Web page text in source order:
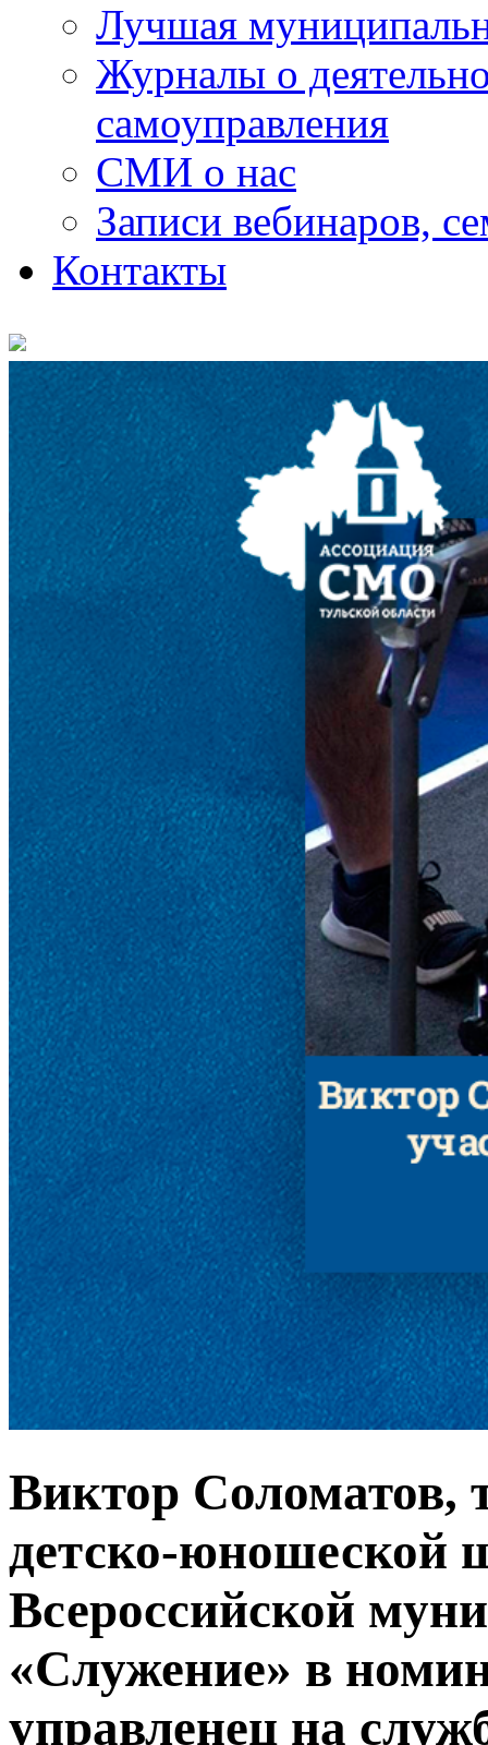
Лучшая
Журналы о
самоуправления
СМИ о нас
Записи вебинаров,
Контакты
Виктор Соломатов,
детско-юношеской
Всероссийской
«Служение» в
управленец на